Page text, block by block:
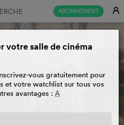
ABONNEMENT E
votre salle de cinéma
vous gratuitement pour
et votre watchlist sur tous vos
avantages : A